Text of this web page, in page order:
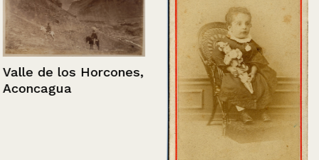
Valle de los Horcones,
Aconcagua